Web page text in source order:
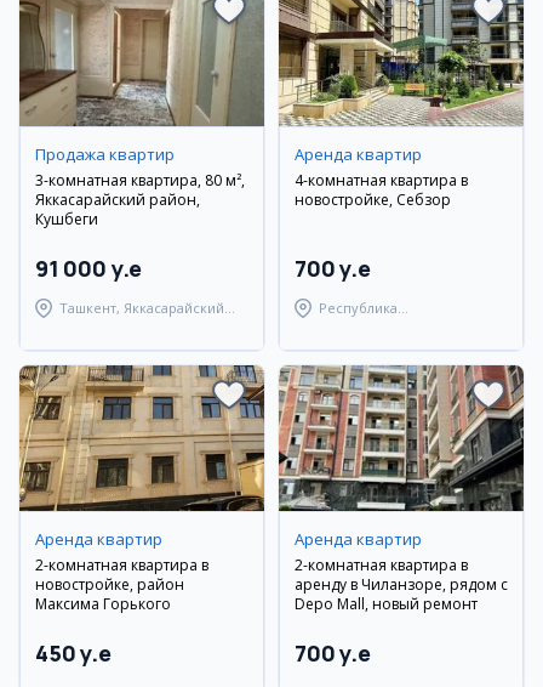
Продажа квартир
3-комнатная квартира, 80 м²,
Яккасарайский район,
Кушбеги
91 000 y.e
Ташкент, Яккасарайский
Аренда квартир
4-комнатная квартира в
новостройке, Себзор
700 y.e
Республика
Берунийский район
Аренда квартир
2-комнатная квартира в
новостройке, район
Максима Горького
450 y.e
Аренда квартир
2-комнатная квартира в
аренду в Чиланзоре, рядом с
Depo Mall, новый ремонт
700 y.e